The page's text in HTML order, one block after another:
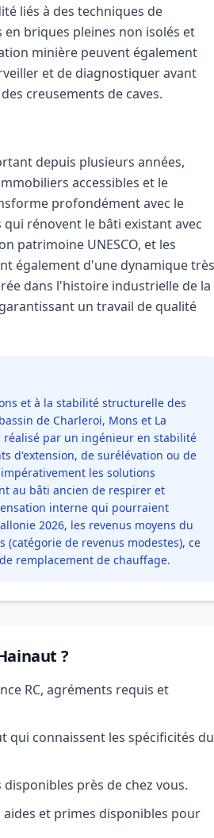
liés à des techniques de
briques pleines non isolés et
minière peuvent également
et de diagnostiquer avant
creusements de caves.
depuis plusieurs années,
accessibles et le
profondément avec le
rénovent le bâti existant avec
patrimoine UNESCO, et les
également d'une dynamique très
dans l'histoire industrielle de la
un travail de qualité
et à la stabilité structurelle des
de Charleroi, Mons et La
réalisé par un ingénieur en stabilité
d'extension, de surélévation ou de
les solutions
au bâti ancien de respirer et
interne qui pourraient
2026, les revenus moyens du
de revenus modestes), ce
remplacement de chauffage.
?
RC, agréments requis et
qui connaissent les spécificités du
près de chez vous.
et primes disponibles pour